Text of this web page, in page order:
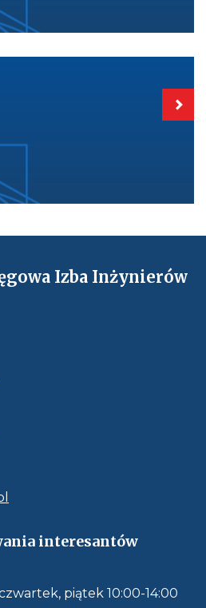
Izba Inżynierów
e-
dos@dos.piib.org.pl
Jeśli
do
interesantów
piątek 10:00-14:00